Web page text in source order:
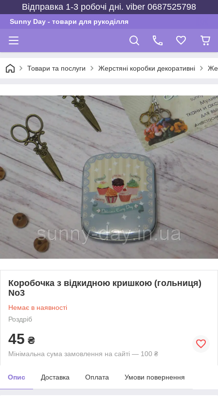
Відправка 1-3 робочі дні. viber 0687525798
Sunny Day - товари для рукоділля
Товари та послуги Жерстяні коробки декоративні
Коробочка з відкидною кришкою (гольниця)
No3
Немає в наявності
Роздріб
45 ₴
Мінімальна сума замовлення на сайті — 100 ₴
Опис Доставка Оплата Умови повернення